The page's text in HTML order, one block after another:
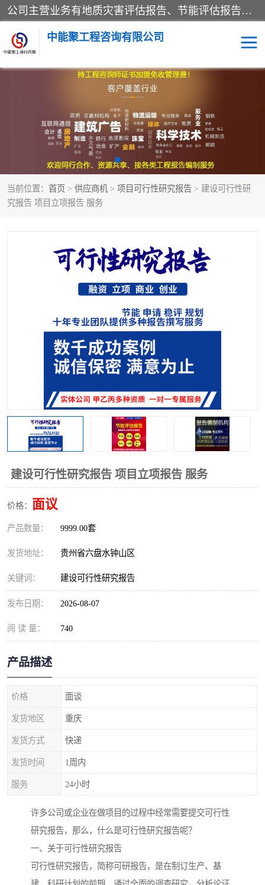
公司主营业务有地质灾害评估报告、节能评估报告、水土保持验收、水资源论证、土地复垦报告、项目可行性研究报告等。是经国家工商总局批准，在法律、法规、决定规定禁止的不得经营；法律、法规、决定规定应当许可（审批）的，经审批机关批准后凭许可（审批）文件经营;法律、法规，市场主体自主选择经营。
中能聚工程咨询有限公司
当前位置： 首页 > 供应商机 > 项目可行性研究报告 > 建设可行性研
究报告 项目立项报告 服务
建设可行性研究报告 项目立项报告 服务
价格： 面议
产品数量： 9999.00套
发货地址： 贵州省六盘水钟山区
关键词： 建设可行性研究报告
发布日期： 2026-08-07
阅 读 量： 740
产品描述
价格 面谈
发货地区 重庆
发货方式 快递
发货时间 1周内
服务 24小时
许多公司或企业在做项目的过程中经常需要提交可行性
研究报告，那么，什么是可行性研究报告呢？
一、关于可行性研究报告
可行性研究报告，简称可研报告，是在制订生产、基
水资源论证报告 土地复垦报告
地质灾害评估报告 工程项目验收报告
节能评估报告